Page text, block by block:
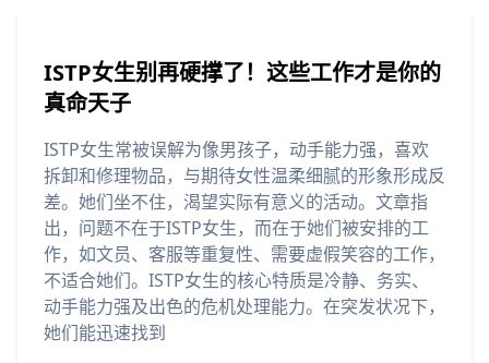
ISTP女生别再硬撑了！这些工作才是你的
真命天子
ISTP女生常被误解为像男孩子，动手能力强，喜欢
拆卸和修理物品，与期待女性温柔细腻的形象形成反
差。她们坐不住，渴望实际有意义的活动。文章指
出，问题不在于ISTP女生，而在于她们被安排的工
作，如文员、客服等重复性、需要虚假笑容的工作，
不适合她们。ISTP女生的核心特质是冷静、务实、
动手能力强及出色的危机处理能力。在突发状况下，
她们能迅速找到